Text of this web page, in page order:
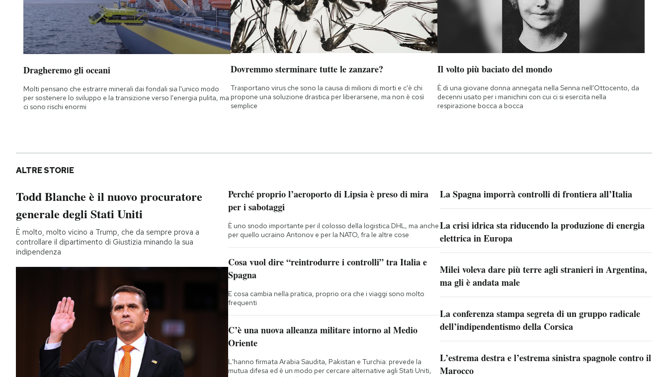
Dragheremo gli oceani
Molti pensano che estrarre minerali dai fondali sia l'unico modo
per sostenere lo sviluppo e la transizione verso l'energia pulita, ma
ci sono rischi enormi
Dovremmo sterminare tutte le zanzare?
Trasportano virus che sono la causa di milioni di morti e c'è chi
propone una soluzione drastica per liberarsene, ma non è così
semplice
Il volto più baciato del mondo
È di una giovane donna annegata nella Senna nell'Ottocento, da
decenni usato per i manichini con cui ci si esercita nella
respirazione bocca a bocca
ALTRE STORIE
Todd Blanche è il nuovo procuratore
generale degli Stati Uniti
È molto, molto vicino a Trump, che da sempre prova a
controllare il dipartimento di Giustizia minando la sua
indipendenza
Perché proprio l’aeroporto di Lipsia è preso di mira
per i sabotaggi
È uno snodo importante per il colosso della logistica DHL, ma anche
per quello ucraino Antonov e per la NATO, fra le altre cose
Cosa vuol dire “reintrodurre i controlli” tra Italia e
Spagna
E cosa cambia nella pratica, proprio ora che i viaggi sono molto
frequenti
C’è una nuova alleanza militare intorno al Medio
Oriente
L'hanno firmata Arabia Saudita, Pakistan e Turchia: prevede la
mutua difesa ed è un modo per cercare alternative agli Stati Uniti,
La Spagna imporrà controlli di frontiera all’Italia
La crisi idrica sta riducendo la produzione di energia
elettrica in Europa
Milei voleva dare più terre agli stranieri in Argentina,
ma gli è andata male
La conferenza stampa segreta di un gruppo radicale
dell’indipendentismo della Corsica
L’estrema destra e l’estrema sinistra spagnole contro il
Marocco